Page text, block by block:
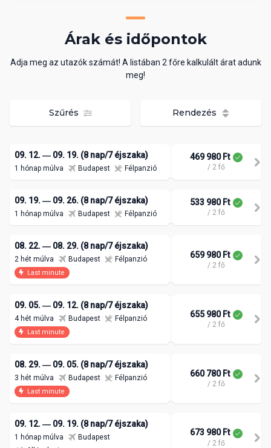
Árak és időpontok
Adja meg az utazók számát! A listában 2 főre kalkulált árat adunk
meg!
Szűrés Rendezés
09. 12. ― 09. 19. (8 nap/7 éjszaka)
1 hónap múlva Budapest Félpanzió
469 980 Ft
/ 2 fő
09. 19. ― 09. 26. (8 nap/7 éjszaka)
1 hónap múlva Budapest Félpanzió
533 980 Ft
/ 2 fő
08. 22. ― 08. 29. (8 nap/7 éjszaka)
2 hét múlva Budapest Félpanzió
Last minute
659 980 Ft
/ 2 fő
09. 05. ― 09. 12. (8 nap/7 éjszaka)
4 hét múlva Budapest Félpanzió
Last minute
655 980 Ft
/ 2 fő
08. 29. ― 09. 05. (8 nap/7 éjszaka)
3 hét múlva Budapest Félpanzió
Last minute
660 780 Ft
/ 2 fő
09. 12. ― 09. 19. (8 nap/7 éjszaka)
1 hónap múlva
Budapest
673 980 Ft
/ 2 fő